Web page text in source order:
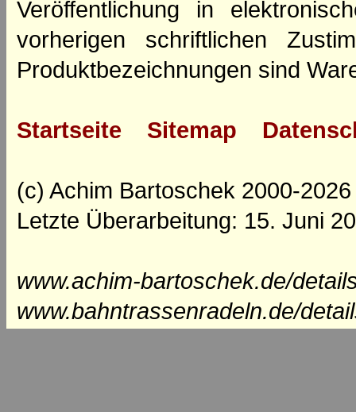
Veröffentlichung in
vorherigen schriftlichen
Produktbezeichnungen sind
Startseite Sitemap
(c) Achim Bartoschek 2000-2026
Letzte Überarbeitung: 15. Juni
www.achim-bartoschek.de/
www.bahntrassenradeln.de/